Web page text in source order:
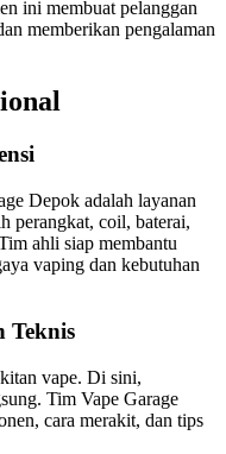
ini membuat pelanggan
memberikan pengalaman
Depok adalah layanan
perangkat, coil, baterai,
ahli siap membantu
vaping dan kebutuhan
Teknis
vape. Di sini,
Tim Vape Garage
cara merakit, dan tips